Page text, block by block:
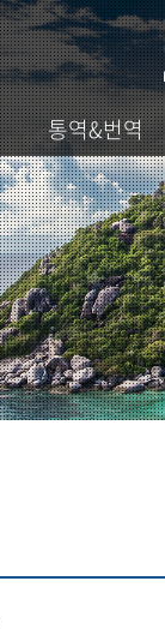
통역&번역